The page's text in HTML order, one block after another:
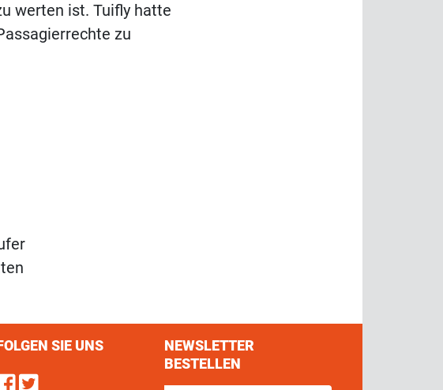
werten ist. Tuifly hatte
zu
SIE UNS
Find us on Facebook
Follow us on Twitter
NEWSLETTER
BESTELLEN